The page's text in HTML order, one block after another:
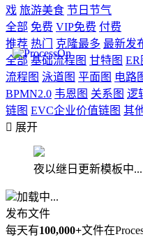
戏 旅游美食 节日节气
全部 免费 VIP免费 付费
推荐 热门 克隆最多 最新发
全部 基础流程图 甘特图 ER
流程图 泳道图 平面图 电路
BPMN2.0 韦恩图 关系图 逻
链图 EVC企业价值链图 其
 展开
夜以继日更新模板中...
加载中...
发布文件
每天有100,000+文件在